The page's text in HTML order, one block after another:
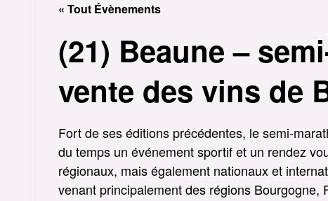
« Tout Évènements
(21) Beaune –
vente des vins de
Fort de ses éditions précédentes, le semi-
du temps un événement sportif et un rendez
régionaux, mais également nationaux et
venant principalement des régions Bourgogne,